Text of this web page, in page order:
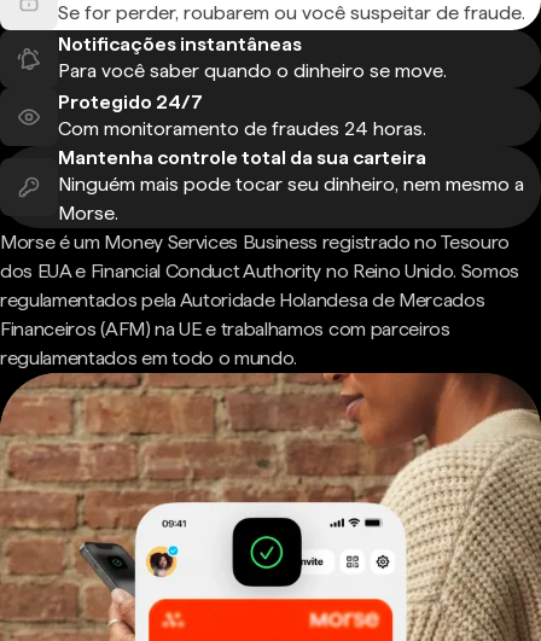
Se for perder, roubarem ou você suspeitar de fraude.
Notificações instantâneas
Para você saber quando o dinheiro se move.
Protegido 24/7
Com monitoramento de fraudes 24 horas.
Mantenha controle total da sua carteira
Ninguém mais pode tocar seu dinheiro, nem mesmo a
Morse.
Morse é um Money Services Business registrado no Tesouro
dos EUA e Financial Conduct Authority no Reino Unido. Somos
regulamentados pela Autoridade Holandesa de Mercados
Financeiros (AFM) na UE e trabalhamos com parceiros
regulamentados em todo o mundo.